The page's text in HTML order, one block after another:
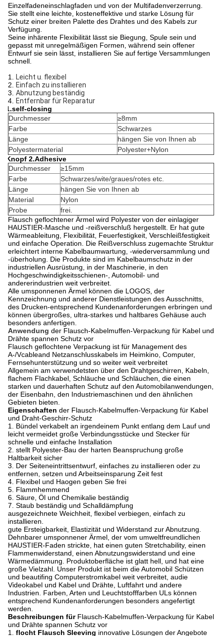
Einzelfadeneinschlagfaden und von der Multifadenverzerrung.
Sie stellt eine leichte, kosteneffektive und starke Lösung für
Schutz einer breiten Palette des Drahtes und des Kabels zur
Verfügung.
Seine inhärente Flexibilität lässt sie Biegung, Spule sein und
gepasst mit unregelmäßigen Formen, während sein offener
Entwurf sie sein lässt, installieren Sie auf fertige Versammlungen
schnell.
1.
Leicht u. flexibel
2.
Einfach zu installieren
3. Abnutzung beständig
4.
Entfernbar für Reparatur
1.self-closing
Durchmesser
≥8mm
Farbe
Schwarzes
Länge
hängen Sie von Ihnen ab
Polyestermaterial
Polyester+Nylon
Knopf 2.Adhesive
Durchmesser
≥15mm
Farbe
Schwarzes/wite/graues/rotes etc.
Länge
hängen Sie von Ihnen ab
Material
Nylon
Probe
frei.
Flausch geflochtener Ärmel wird Polyester von der einlagiger
HAUSTIER-Masche und -reißverschluß hergestellt. Er hat gute
Wärmeableitung, Flexibilität, Feuerfestigkeit, Verschleißfestigkeit
und einfache Operation. Die Reißverschluss zugemachte Struktur
erleichtert interne Kabelbaumwartung, -wiederversammlung und
-überholung. Die Produkte sind im Kabelbaumschutz in der
industriellen Ausrüstung, in der Maschinerie, in den
Hochgeschwindigkeitsschienen-, Automobil- und
andererindustrien weit verbreitet.
Alle umsponnenen Ärmel können die LOGOS, der
Kennzeichnung und anderer Dienstleistungen des Ausschnitts,
des Drucken-entsprechend Kundenanforderungen erbringen und
können übergroßes, ultra-starkes und haltbares Gehäuse auch
besonders anfertigen.
Anwendung der Flausch-Kabelmuffen-Verpackung für Kabel und
Drähte spannen Schutz vor
Flausch geflochtene Verpackung ist für Management des
A-/Vcableand Netzanschlusskabels im Heimkino, Computer,
Fernsehunterstützung und so weiter weit verbreitet
Allgemein am verwendetsten über den Drahtgeschirren, Kabeln,
flachem Flachkabel, Schläuche und Schläuchen, die einen
starken und dauerhaften Schutz auf den Automobilanwendungen,
der Eisenbahn, den Industriemaschinen und den ähnlichen
Gebieten bieten.
Eigenschaften der Flausch-Kabelmuffen-Verpackung für Kabel
und Draht-Geschirr-Schutz
1. Bündel verkabelt an irgendeinem Punkt entlang dem Lauf und
leicht vermeidet große Verbindungsstücke und Stecker für
schnelle und einfache Installation
2. stellt Polyester-Bau der harten Beanspruchung große
Haltbarkeit sicher
3. Der Seiteneintrittsentwurf, einfaches zu installieren oder zu
entfernen, setzen und Arbeitseinsparung Zeit fest
4. Flexibel und Haogen geben Sie frei
5. Flammhemmend
6. Säure, Öl und Chemikalie beständig
7. Staub beständig und Schalldämpfung
ausgezeichnete Weichheit, flexibel verbiegen, einfach zu
installieren.
gute Ersteigbarkeit, Elastizität und Widerstand zur Abnutzung.
Dehnbarer umsponnener Ärmel, der vom umweltfreundlichen
HAUSTIER-Faden strickte, hat einen guten Stretchability, einen
Flammenwiderstand, einen Abnutzungswiderstand und eine
Wärmedämmung. Produktoberfläche ist glatt hell, und hat eine
große Vielzahl. Unser Produkt ist beim die Automobil Schützen
und beautifing Computerstromkabel weit verbreitet, audie
Videokabel und Kabel und Drähte, Luftfahrt und andere
Industrien. Farben, Arten und Leuchtstofffarben ULs können
entsprechend Kundenanforderungen besonders angefertigt
werden.
Beschreibungen fürFlausch-Kabelmuffen-Verpackung für Kabel
und Drähte spannen Schutz vor
1. flocht Flausch Sleeving innovative Lösungen der Angebote